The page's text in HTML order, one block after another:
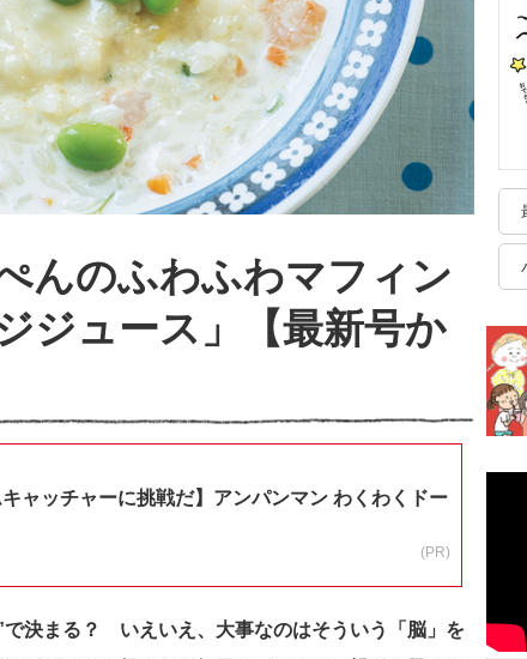
んのふわふわマフィン
ジュース」【最新号か
キャッチャーに挑戦だ】アンパンマン わくわくドー
(PR)
決まる？ いえいえ、大事なのはそういう「脳」を